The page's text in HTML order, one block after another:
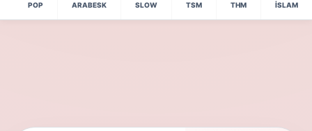
POP ARABESK SLOW TSM THM İSLAM